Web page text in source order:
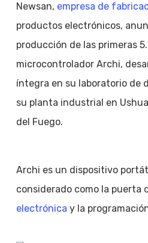
Newsan, empresa de
productos electrónicos,
producción de las primeras
microcontrolador Archi,
íntegra en su laboratorio de
su planta industrial en
del Fuego.
Archi es un dispositivo
considerado como la puerta
electrónica y la